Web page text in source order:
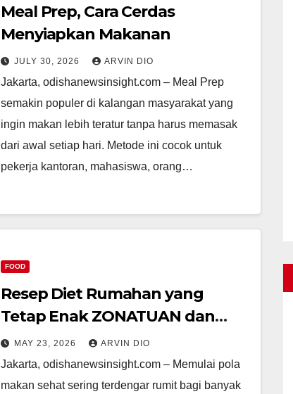
Meal Prep, Cara Cerdas
Menyiapkan Makanan
JULY 30, 2026 ARVIN DIO
Jakarta, odishanewsinsight.com – Meal Prep
semakin populer di kalangan masyarakat yang
ingin makan lebih teratur tanpa harus memasak
dari awal setiap hari. Metode ini cocok untuk
pekerja kantoran, mahasiswa, orang…
FOOD
Resep Diet Rumahan yang
Tetap Enak ZONATUAN dan
Mengenyangkan
MAY 23, 2026 ARVIN DIO
Jakarta, odishanewsinsight.com – Memulai pola
makan sehat sering terdengar rumit bagi banyak